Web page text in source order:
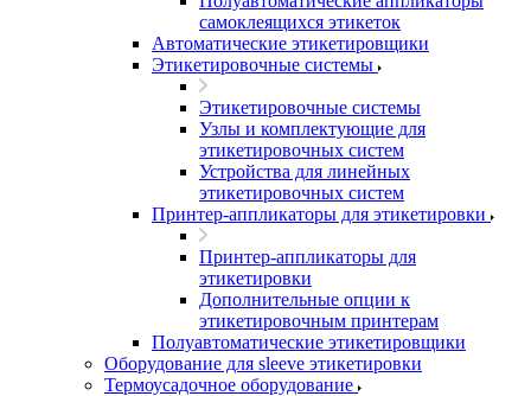
самоклеящихся этикеток
Автоматические этикетировщики
Этикетировочные системы
Этикетировочные системы
Узлы и комплектующие для
этикетировочных систем
Устройства для линейных
этикетировочных систем
Принтер-аппликаторы для этикетировки
Принтер-аппликаторы для
этикетировки
Дополнительные опции к
этикетировочным принтерам
Полуавтоматические этикетировщики
Оборудование для sleeve этикетировки
Термоусадочное оборудование